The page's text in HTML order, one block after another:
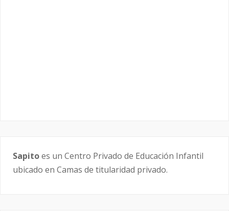
Sapitoes un Centro Privado de Educación Infantil
ubicado en Camas de titularidad privado.